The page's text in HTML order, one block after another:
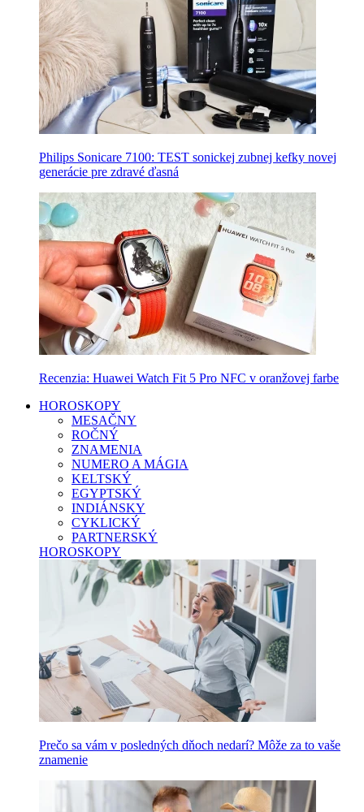
Philips Sonicare 7100: TEST sonickej zubnej kefky novej
generácie pre zdravé ďasná
Recenzia: Huawei Watch Fit 5 Pro NFC v oranžovej farbe
HOROSKOPY
MESAČNY
ROČNÝ
ZNAMENIA
NUMERO A MÁGIA
KELTSKÝ
EGYPTSKÝ
INDIÁNSKY
CYKLICKÝ
PARTNERSKÝ
HOROSKOPY
Prečo sa vám v posledných dňoch nedarí? Môže za to vaše
znamenie